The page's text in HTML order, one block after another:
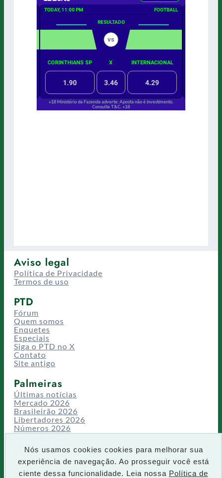
Nós usamos cookies cookies para melhorar sua
experiência de navegação. Ao prosseguir você está
ciente dessa funcionalidade. Leia nossa Política de
Aviso legal
Política de Privacidade
Termos de uso
PTD
Fórum
Quem somos
Enquetes
Especiais
Siga o PTD no X
Contato
Site antigo
Palmeiras
Últimas notícias
Mercado 2026
Brasileirão 2026
Libertadores 2026
Números 2026
Campeonatos
CT/Centro de Excelência
Busca